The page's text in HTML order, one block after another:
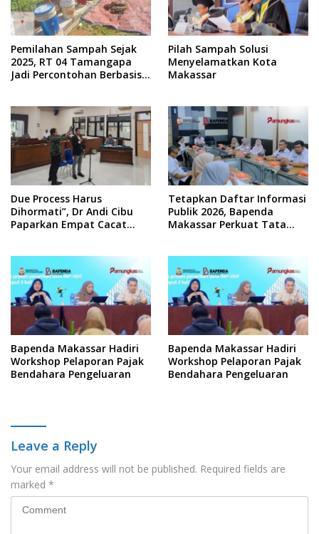
Pemilahan Sampah Sejak
2025, RT 04 Tamangapa
Jadi Percontohan Berbasis
Pilah Sampah Solusi
Menyelamatkan Kota
Makassar
Due Process Harus
Dihormati”, Dr Andi Cibu
Paparkan Empat Cacat
Tetapkan Daftar Informasi
Publik 2026, Bapenda
Makassar Perkuat Tata
Bapenda Makassar Hadiri
Workshop Pelaporan Pajak
Bendahara Pengeluaran
Bapenda Makassar Hadiri
Workshop Pelaporan Pajak
Bendahara Pengeluaran
Leave a Reply
Your email address will not be published. Required fields are
marked *